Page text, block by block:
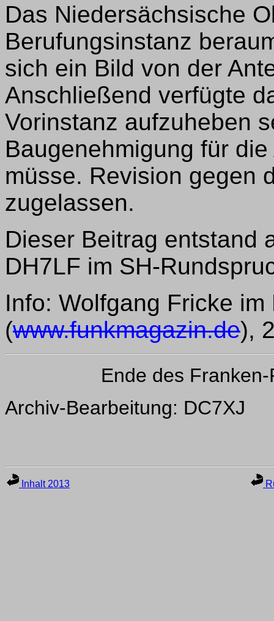
Das Niedersächsische
Berufungsinstanz
sich ein Bild von der
Anschließend verfügte
Vorinstanz aufzuheben
Baugenehmigung für
müsse. Revision gegen
zugelassen.
Dieser Beitrag entstand
DH7LF im SH-
Info: Wolfgang Fricke
(www.funkmagazin.de),
Ende des
Archiv-Bearbeitung: DC7XJ
Inhalt 2013